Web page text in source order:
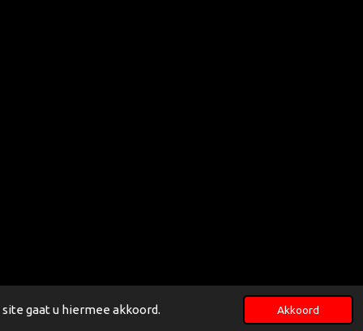
gaat u hiermee akkoord. Akkoord